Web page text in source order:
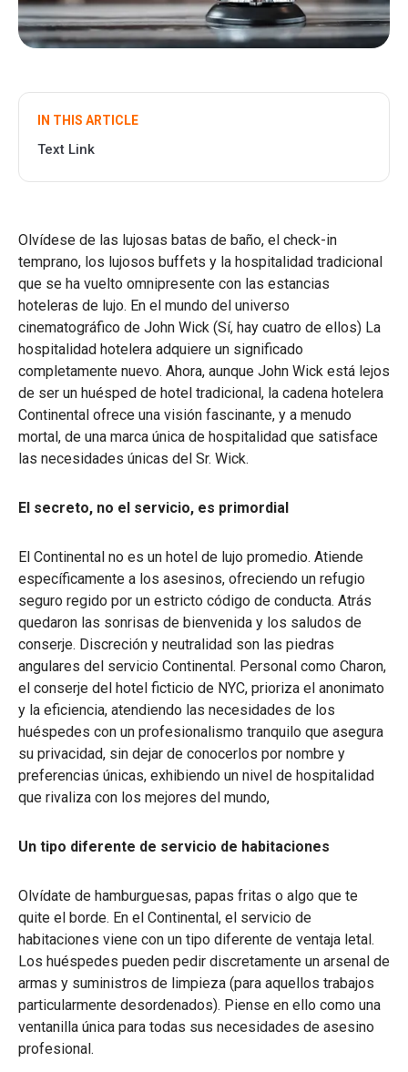
IN THIS ARTICLE
Text Link
Olvídese de las lujosas batas de baño, el check-in
temprano, los lujosos buffets y la hospitalidad tradicional
que se ha vuelto omnipresente con las estancias
hoteleras de lujo. En el mundo del universo
cinematográfico de John Wick (Sí, hay cuatro de ellos) La
hospitalidad hotelera adquiere un significado
completamente nuevo. Ahora, aunque John Wick está lejos
de ser un huésped de hotel tradicional, la cadena hotelera
Continental ofrece una visión fascinante, y a menudo
mortal, de una marca única de hospitalidad que satisface
las necesidades únicas del Sr. Wick.
El secreto, no el servicio, es primordial
El Continental no es un hotel de lujo promedio. Atiende
específicamente a los asesinos, ofreciendo un refugio
seguro regido por un estricto código de conducta. Atrás
quedaron las sonrisas de bienvenida y los saludos de
conserje. Discreción y neutralidad son las piedras
angulares del servicio Continental. Personal como Charon,
el conserje del hotel ficticio de NYC, prioriza el anonimato
y la eficiencia, atendiendo las necesidades de los
huéspedes con un profesionalismo tranquilo que asegura
su privacidad, sin dejar de conocerlos por nombre y
preferencias únicas, exhibiendo un nivel de hospitalidad
que rivaliza con los mejores del mundo,
Un tipo diferente de servicio de habitaciones
Olvídate de hamburguesas, papas fritas o algo que te
quite el borde. En el Continental, el servicio de
habitaciones viene con un tipo diferente de ventaja letal.
Los huéspedes pueden pedir discretamente un arsenal de
armas y suministros de limpieza (para aquellos trabajos
particularmente desordenados). Piense en ello como una
ventanilla única para todas sus necesidades de asesino
profesional.